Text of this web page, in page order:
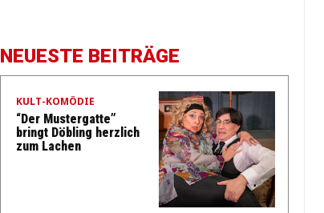
NEUESTE BEITRÄGE
KULT-KOMÖDIE
“Der Mustergatte”
bringt Döbling herzlich
zum Lachen